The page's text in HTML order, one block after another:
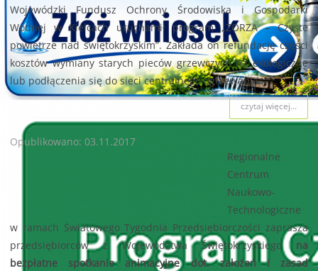
Wojewódzki Fundusz Ochrony Środowiska i Gospodarki
Wodnej w Kielcach uruchamił program „ZORZA – Czyste
powietrze nad świętokrzyskim”. Zakłada on refundację części
kosztów wymiany starych pieców grzewczych na ekologiczne
lub podłączenia się do sieci centralnego ogrzewania.
czytaj więcej...
Opublikowano: 03.11.2017
Regionalne
Centrum
Naukowo-
Technologiczne
w ramach Światowego Tygodnia Przedsiębiorczości zaprasza
przedsiębiorców z Województwa Świętokrzyskiego na
bezpłatne spotkanie animacyjne dot. założeń i zasad